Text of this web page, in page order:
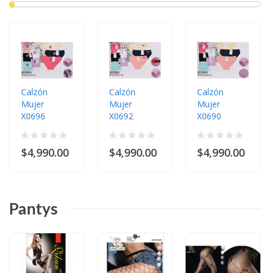
Calzón
Mujer
X0696
$4,990.00
Calzón
Mujer
X0692
$4,990.00
Calzón
Mujer
X0690
$4,990.00
Pantys